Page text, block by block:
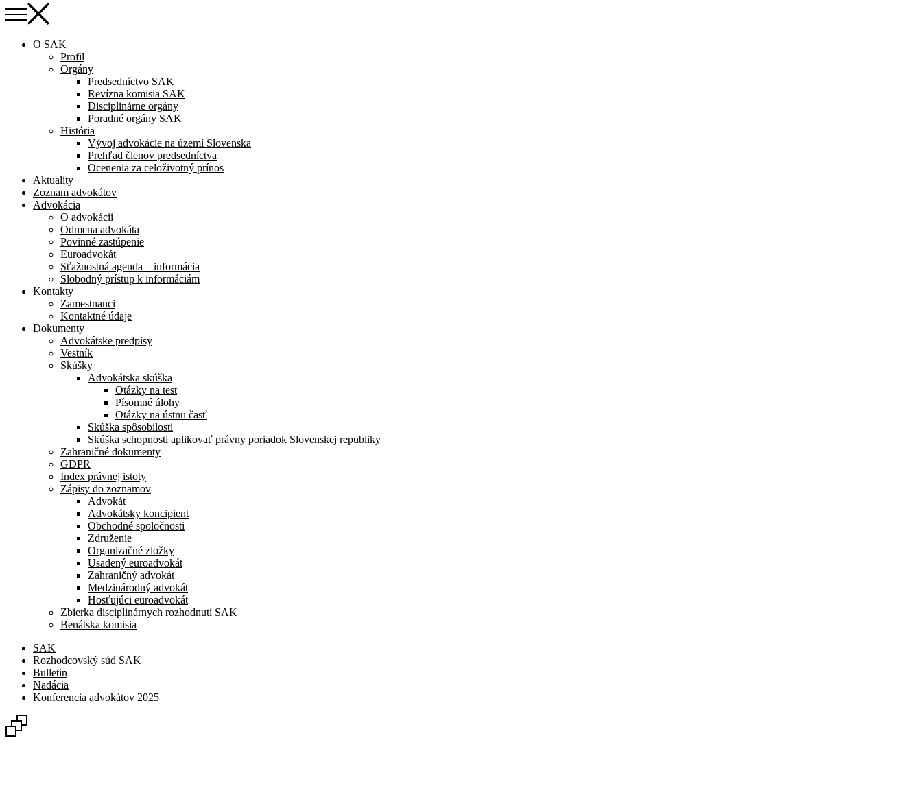
O SAK
Profil
Orgány
Predsedníctvo SAK
Revízna komisia SAK
Disciplinárne orgány
Poradné orgány SAK
História
Vývoj advokácie na území Slovenska
Prehľad členov predsedníctva
Ocenenia za celoživotný prínos
Aktuality
Zoznam advokátov
Advokácia
O advokácii
Odmena advokáta
Povinné zastúpenie
Euroadvokát
Sťažnostná agenda – informácia
Slobodný prístup k informáciám
Kontakty
Zamestnanci
Kontaktné údaje
Dokumenty
Advokátske predpisy
Vestník
Skúšky
Advokátska skúška
Otázky na test
Písomné úlohy
Otázky na ústnu časť
Skúška spôsobilosti
Skúška schopnosti aplikovať právny poriadok Slovenskej republiky
Zahraničné dokumenty
GDPR
Index právnej istoty
Zápisy do zoznamov
Advokát
Advokátsky koncipient
Obchodné spoločnosti
Združenie
Organizačné zložky
Usadený euroadvokát
Zahraničný advokát
Medzinárodný advokát
Hosťujúci euroadvokát
Zbierka disciplinárnych rozhodnutí SAK
Benátska komisia
SAK
Rozhodcovský súd SAK
Bulletin
Nadácia
Konferencia advokátov 2025